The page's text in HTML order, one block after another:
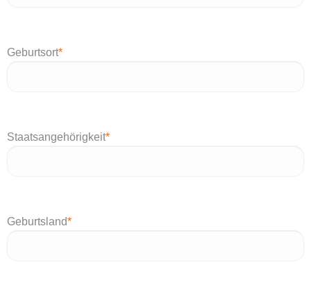
Geburtsort*
Staatsangehörigkeit*
Geburtsland*